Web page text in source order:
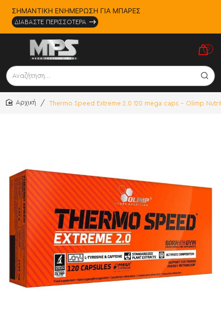
ΣΗΜΑΝΤΙΚΗ ΕΝΗΜΕΡΩΣΗ ΓΙΑ ΜΠΑΡΕΣ
ΔΙΑΒΑΣΤΕ ΠΕΡΙΣΣΟΤΕΡΑ
0
Αναζήτηση...
Thermo Speed Extreme 2.0 120 mega caps - Olimp